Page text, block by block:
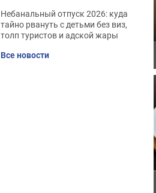
Небанальный отпуск 2026: куда
тайно рвануть с детьми без виз,
толп туристов и адской жары
Все новости